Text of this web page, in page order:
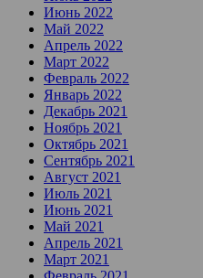
Июнь 2022
Май 2022
Апрель 2022
Март 2022
Февраль 2022
Январь 2022
Декабрь 2021
Ноябрь 2021
Октябрь 2021
Сентябрь 2021
Август 2021
Июль 2021
Июнь 2021
Май 2021
Апрель 2021
Март 2021